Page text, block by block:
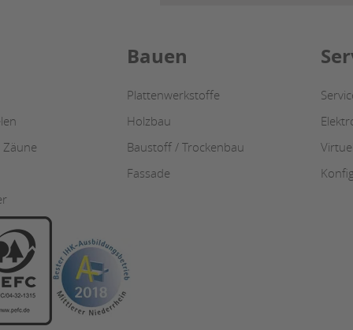
Bauen
Plattenwerkstoffe
Holzbau
Baustoff / Trockenbau
Fassade